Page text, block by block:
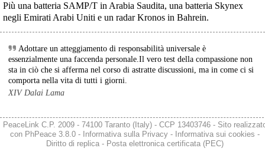
@paoloredaelli - 27/7/2026 6:05
"You paid me, a long-time Linux user, to use #Windows11
exclusively for a month: here’s how it went" – #OSnews
osnews.com/story/145459/you-pa
He got almost the same impressions I got!
@elduvelle - 23/7/2026 14:44
#Windaube11(*) to all staff and students?
on ethical grounds or even teaching grounds?
#Windows # Windows11 #ResearchUK #
UKUniversities
(*) daube in French is not just a dish but also something that sucks
Più una batteria SAMP/T in Arabia Saudita, una batteria Skynex
negli Emirati Arabi Uniti e un radar Kronos in Bahrein.
Adottare un atteggiamento di responsabilità universale è
essenzialmente una faccenda personale.Il vero test della compassione non
sta in ciò che si afferma nel corso di astratte discussioni, ma in come ci si
comporta nella vita di tutti i giorni.
XIV Dalai Lama
PeaceLink C.P. 2009 - 74100 Taranto (Italy) - CCP 13403746 - Sito
con PhPeace 3.8.0- Informativa sulla Privacy- Informativa sui cookies -
Diritto di replica- Posta elettronica certificata (PEC)